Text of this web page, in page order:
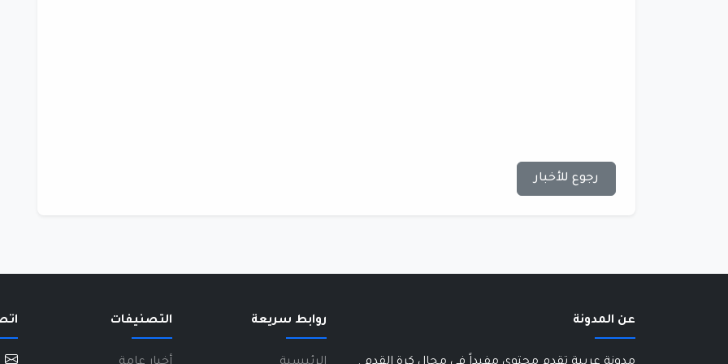
رجوع للأخبار
عن المدونة روابط سريعة التصنيفات